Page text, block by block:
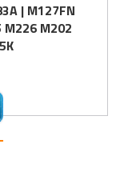
| M127FN
M226 M202